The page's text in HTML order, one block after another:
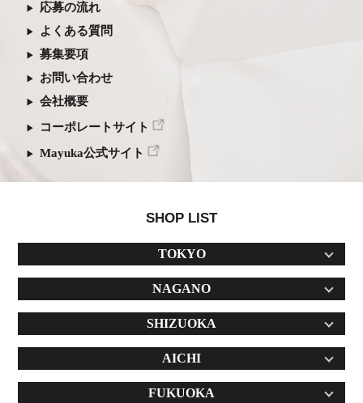
応募の流れ
よくある質問
募集要項
お問い合わせ
会社概要
コーポレートサイト
Mayuka公式サイト
SHOP LIST
TOKYO
NAGANO
SHIZUOKA
AICHI
FUKUOKA